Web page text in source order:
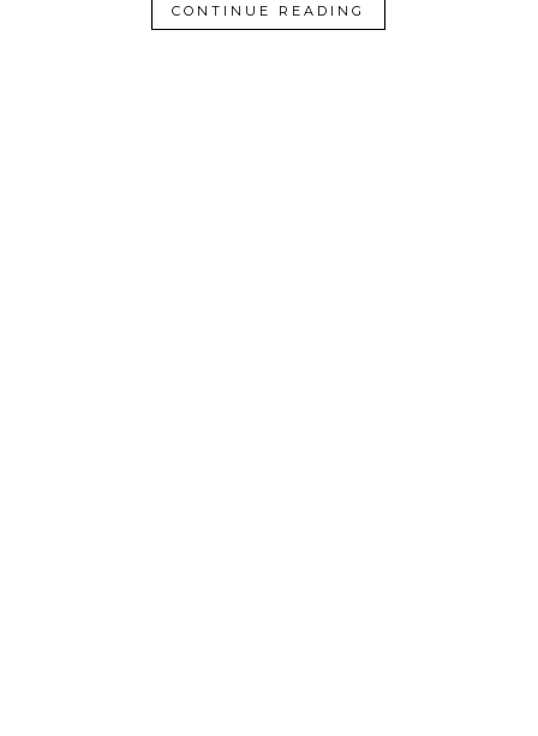
CONTINUE READING